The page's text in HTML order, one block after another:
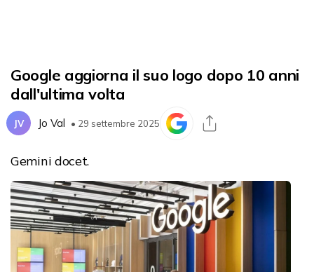
Google aggiorna il suo logo dopo 10 anni
dall'ultima volta
JV Jo Val • 29 settembre 2025
Gemini docet.